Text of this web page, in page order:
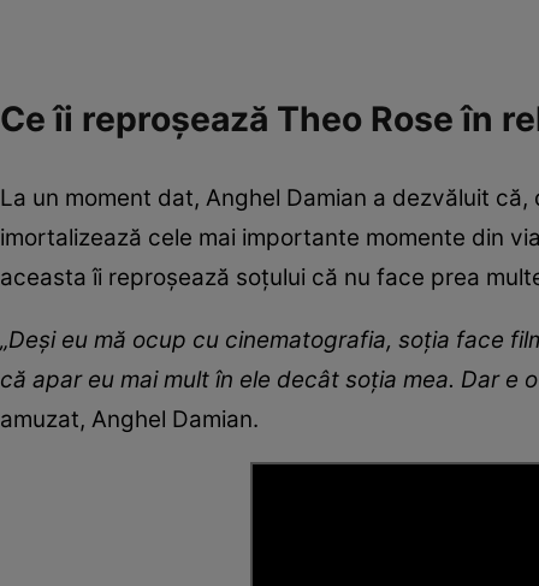
Ce îi reproșează Theo Rose în
La un moment dat, Anghel Damian a dezvăluit
imortalizează cele mai importante momente din
aceasta îi reproșează soțului că nu face prea
„Deși eu mă ocup cu cinematografia, soția face
că apar eu mai mult în ele decât soția mea. Dar e
amuzat, Anghel Damian.